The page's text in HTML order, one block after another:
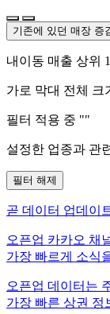
기존에 있던 매장 증
내이동 매출 상위
가로 막대 전체 크
필터 적용 중 ""
설정한 업종과 관
필터 해제
곧 데이터 업데이
오픈업 카카오 채
가장 빠르게 소식
오픈업 데이터는
가장 빠른 상권 정